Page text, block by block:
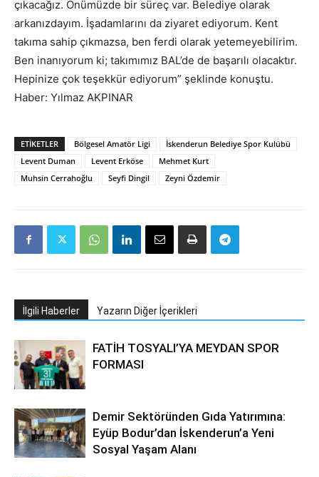
çıkacağız. Önümüzde bir süreç var. Belediye olarak
arkanızdayım. İşadamlarını da ziyaret ediyorum. Kent
takıma sahip çıkmazsa, ben ferdi olarak yetemeyebilirim.
Ben inanıyorum ki; takımımız BAL’de de başarılı olacaktır.
Hepinize çok teşekkür ediyorum” şeklinde konuştu.
Haber: Yılmaz AKPINAR
ETIKETLER Bölgesel Amatör Ligi
İskenderun Belediye Spor Kulübü
Levent Duman
Levent Erköse
Mehmet Kurt
Muhsin Cerrahoğlu
Seyfi Dingil Zeyni Özdemir
İlgili Haberler Yazarın Diğer İçerikleri
FATİH TOSYALI’YA MEYDAN SPOR
FORMASI
Demir Sektöründen Gıda Yatırımına:
Eyüp Bodur’dan İskenderun’a Yeni
Sosyal Yaşam Alanı